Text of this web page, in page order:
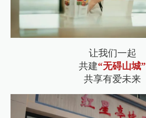
让我们一起
共建“无碍山城”
共享有爱未来